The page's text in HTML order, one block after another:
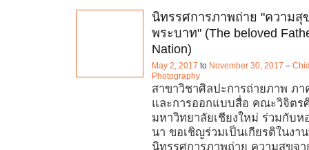
นิทรรศการภาพถ่าย "ความสุ
พระบาท" (The beloved
Nation)
May 2, 2017 to November 30, 2017 –
Photography
สาขาวิชาศิลปะการถ่ายภาพ ภ
และการออกแบบสื่อ คณะวิจิตร
มหาวิทยาลัยเชียงใหม่ ร่วมกับห
นา ขอเชิญร่วมเป็นเกียรติในงา
นิทรรศการภาพถ่าย ความสุขจ